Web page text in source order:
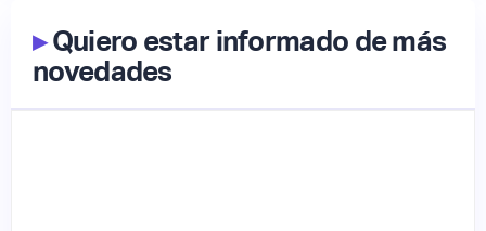
▸Quiero estar informado de más
novedades